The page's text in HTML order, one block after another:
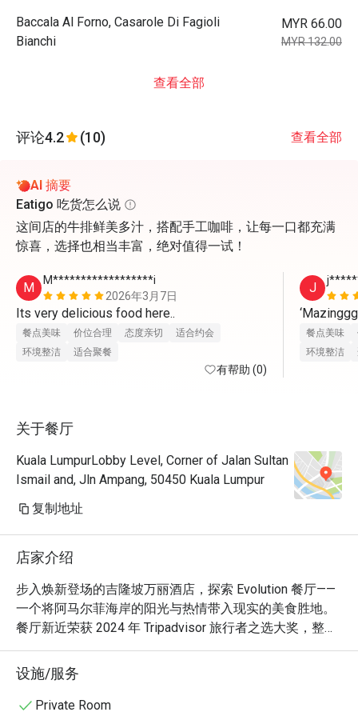
Baccala Al Forno, Casarole Di Fagioli
Bianchi
MYR 66.00
MYR 132.00
查看全部
评论4.2 (10) 查看全部
AI 摘要
Eatigo 吃货怎么说
这间店的牛排鲜美多汁，搭配手工咖啡，让每一口都充满
惊喜，选择也相当丰富，绝对值得一试！
M
M******************i
2026年3月7日
Its very delicious food here..
餐点美味 价位合理 态度亲切
适合约会
环境整洁
适合聚餐
有帮助 (0)
J
餐点美味
环境整洁
关于餐厅
Kuala LumpurLobby Level, Corner of Jalan Sultan
Ismail and, Jln Ampang, 50450 Kuala Lumpur
复制地址
店家介绍
步入焕新登场的吉隆坡万丽酒店，探索 Evolution 餐厅——
一个将阿马尔菲海岸的阳光与热情带入现实的美食胜地。
餐厅新近荣获 2024 年 Tripadvisor 旅行者之选大奖，整体
氛围交织着精致与温暖。在充满活力的开放式厨房里，欣
赏主厨们巧手施展美食魔法，空气中弥漫着新鲜意面与海
岸香草的芬芳。这里是吉隆坡市中心一处时髦的沉浸式遁
世之所，为您献上一场感官之旅。
设施/服务
Private Room